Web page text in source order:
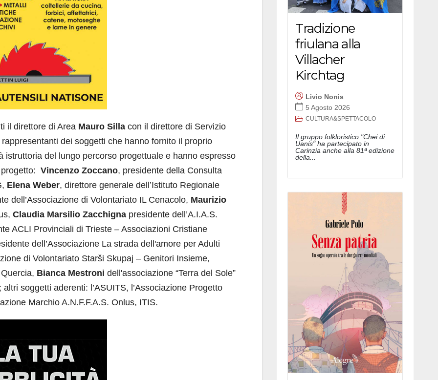
il direttore di Area Mauro Silla con il direttore di Servizio
dei soggetti che hanno fornito il proprio
del lungo percorso progettuale e hanno espresso
Vincenzo Zoccano, presidente della Consulta
Elena Weber, direttore generale dell’Istituto Regionale
dell’Associazione di Volontariato IL Cenacolo, Maurizio
Claudia Marsilio Zacchigna presidente dell’A.I.A.S.
ACLI Provinciali di Trieste – Associazioni Cristiane
dell’Associazione La strada dell'amore per Adulti
di Volontariato Starši Skupaj – Genitori Insieme,
Bianca Mestroni dell'associazione “Terra del Sole”
soggetti aderenti: l’ASUITS, l’Associazione Progetto
Marchio A.N.F.F.A.S. Onlus, ITIS.
Tradizione
friulana alla
Villacher
Kirchtag
Livio Nonis
5 Agosto 2026
CULTURA&SPETTACOLO
Il gruppo folkloristico "Chei di
Uanis" ha partecipato in
Carinzia anche alla 81ª edizione
della...